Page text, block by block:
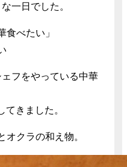
一日でした。
食べたい」
フをやっている中華
てきました。
オクラの和え物。